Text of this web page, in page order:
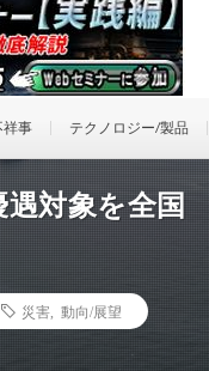
祥事 テクノロジー/製品
対象を全国
災害 動向/展望